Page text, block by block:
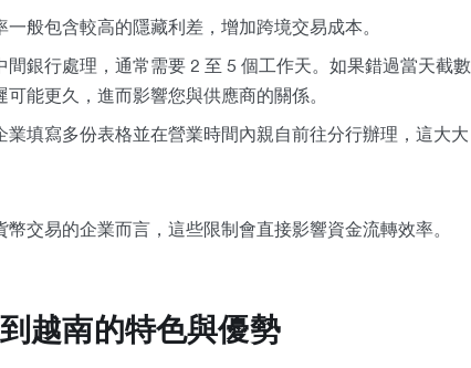
般包含較高的隱藏利差，增加跨境交易成本。
銀行處理，通常需要 2 至 5 個工作天。如果錯過當天截數
能更久，進而影響您與供應商的關係。
填寫多份表格並在營業時間內親自前往分行辦理，這大大
交易的企業而言，這些限制會直接影響資金流轉效率。
越南的特色與優勢